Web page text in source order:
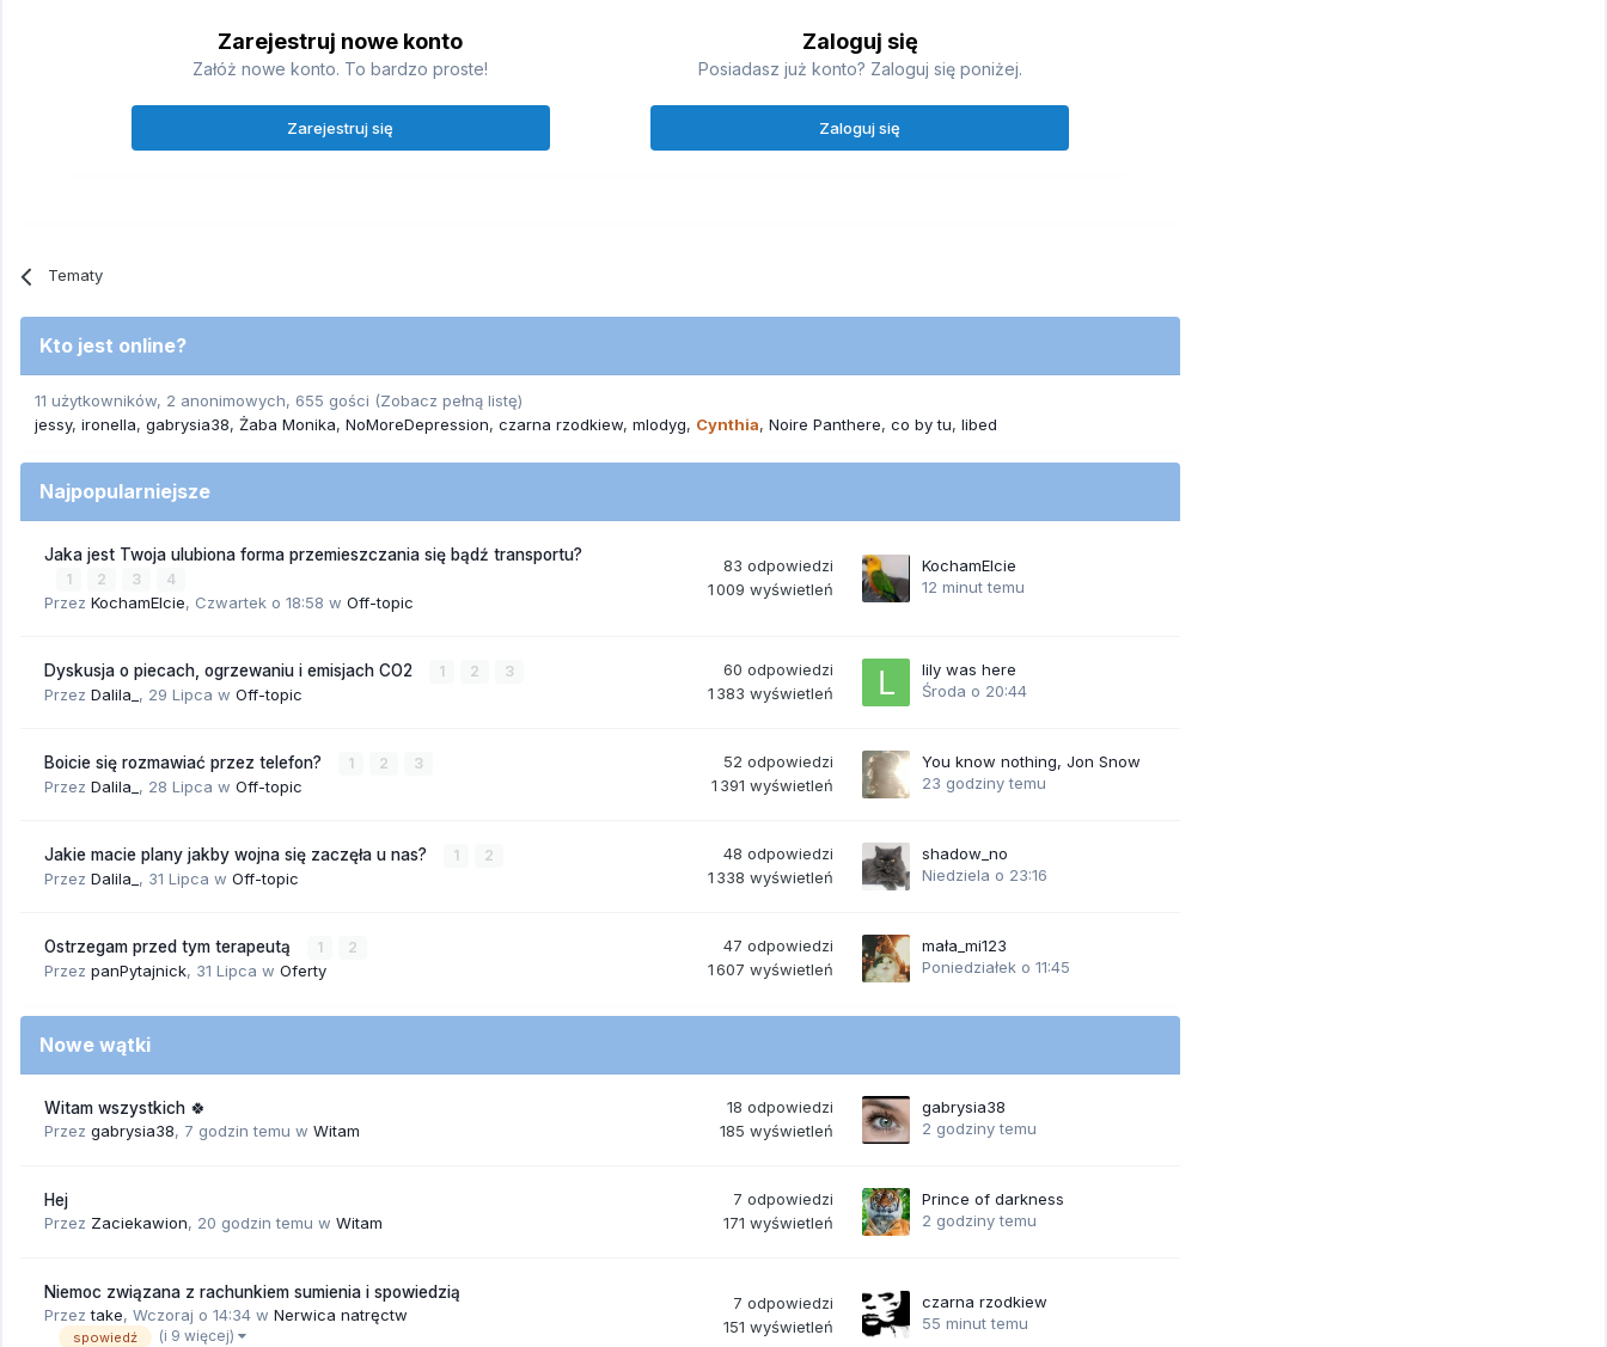
Zarejestruj nowe konto
Załóż nowe konto. To bardzo proste!
Zarejestruj się
Zaloguj się
Posiadasz już konto? Zaloguj się poniżej.
Zaloguj się
Tematy
Kto jest online?
11 użytkowników, 2 anonimowych, 655 gości (Zobacz pełną listę)
jessy ironella gabrysia38 Żaba Monika NoMoreDepression czarna rzodkiew mlodyg Cynthia Noire Panthere co by tu libed
Najpopularniejsze
Jaka jest Twoja ulubiona forma przemieszczania się bądź transportu?
1 2 3 4
Przez KochamElcie, Czwartek o 18:58 w Off-topic
83 odpowiedzi
1 009 wyświetleń
KochamElcie
12 minut temu
Dyskusja o piecach, ogrzewaniu i emisjach CO2 1 2 3
Przez Dalila_ , 29 Lipca w Off-topic
60 odpowiedzi
1 383 wyświetleń
lily was here
Środa o 20:44
Boicie się rozmawiać przez telefon? 1 2 3
Przez Dalila_ , 28 Lipca w Off-topic
52 odpowiedzi
1 391 wyświetleń
You know nothing, Jon Snow
23 godziny temu
Jakie macie plany jakby wojna się zaczęła u nas? 1 2
Przez Dalila_ , 31 Lipca w Off-topic
48 odpowiedzi
1 338 wyświetleń
shadow_no
Niedziela o 23:16
Ostrzegam przed tym terapeutą 1 2
Przez panPytajnick, 31 Lipca w Oferty
47 odpowiedzi
1 607 wyświetleń
mała_mi123
Poniedziałek o 11:45
Nowe wątki
Witam wszystkich 🍀
Przez gabrysia38, 7 godzin temu w Witam
18 odpowiedzi
185 wyświetleń
gabrysia38
2 godziny temu
Hej
Przez Zaciekawion, 20 godzin temu w Witam
7 odpowiedzi
171 wyświetleń
Prince of darkness
2 godziny temu
Niemoc związana z rachunkiem sumienia i spowiedzią
Przeztake, Wczoraj o 14:34 w Nerwica natręctw
spowiedź (i 9 więcej)
7 odpowiedzi
151 wyświetleń
czarna rzodkiew
55 minut temu